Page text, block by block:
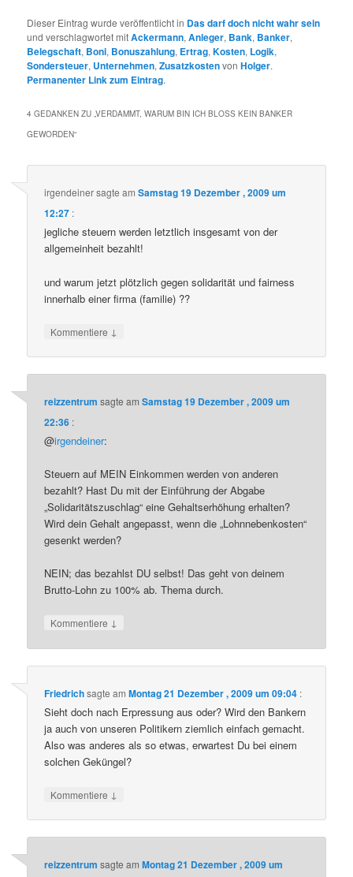
Dieser Eintrag wurde veröffentlicht in Das darf doch nicht wahr sein
und verschlagwortet mitAckermann,Anleger, Bank, Banker,
Belegschaft, Boni, Bonuszahlung, Ertrag,Kosten, Logik,
Sondersteuer, Unternehmen,ZusatzkostenvonHolger.
Permanenter Link zum Eintrag.
4 GEDANKEN ZU „VERDAMMT, WARUM BIN ICH BLOSS KEIN BANKER G
EWORDEN “
irgendeinersagte amSamstag 19 Dezember , 2009 um
12:27 :
jegliche steuern werden letztlich insgesamt von der
allgemeinheit bezahlt!
und warum jetzt plötzlich gegen solidarität und fairness
innerhalb einer firma (familie) ??
Kommentiere ↓
reizzentrum sagte amSamstag 19 Dezember , 2009 um
22:36 :
@irgendeiner:
Steuern auf MEIN Einkommen werden von anderen
bezahlt? Hast Du mit der Einführung der Abgabe
„Solidaritätszuschlag“ eine Gehaltserhöhung erhalten?
Wird dein Gehalt angepasst, wenn die „Lohnnebenkosten“
gesenkt werden?
NEIN; das bezahlst DU selbst! Das geht von deinem
Brutto-Lohn zu 100% ab. Thema durch.
Kommentiere ↓
Friedrichsagte amMontag 21 Dezember , 2009 um 09:04 :
Sieht doch nach Erpressung aus oder? Wird den Bankern
ja auch von unseren Politikern ziemlich einfach gemacht.
Also was anderes als so etwas, erwartest Du bei einem
solchen Geküngel?
Kommentiere ↓
reizzentrum sagte amMontag 21 Dezember , 2009 um